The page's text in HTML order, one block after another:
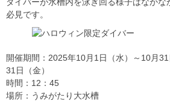
必見です。
開催期間：2025年10月1日（水）～10月
31日（金）
時間：12：45
場所：うみがたり大水槽